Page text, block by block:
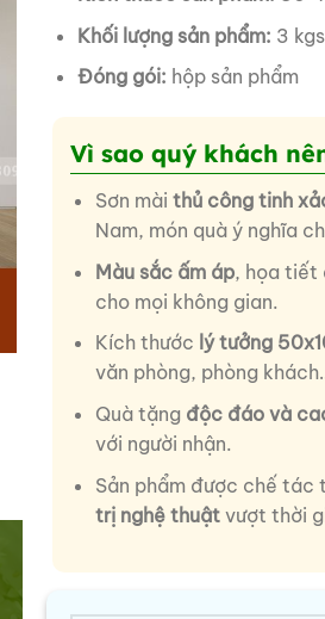
Khối lượng sản phẩm: 3 kgs
Đóng gói: hộp sản phẩm
Vì sao quý khách
Sơn mài thủ công tinh
Nam, món quà ý nghĩa
Màu sắc ấm áp, họa tiết
cho mọi không gian.
Kích thước lý tưởng
văn phòng, phòng
Quà tặng độc đáo và
với người nhận.
Sản phẩm được chế tác
trị nghệ thuậtvượt thời